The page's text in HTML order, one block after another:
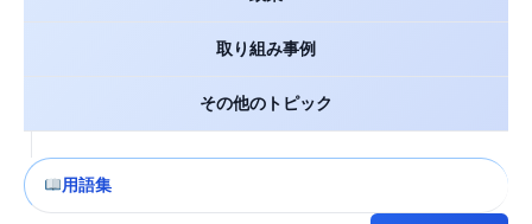
取り組み事例
その他のトピック
用語集